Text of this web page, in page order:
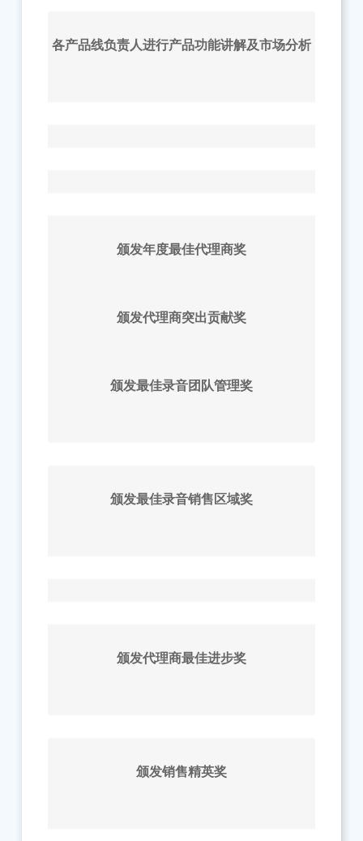
各产品线负责人进行产品功能讲解及市场分析
颁发年度最佳代理商奖
颁发代理商突出贡献奖
颁发最佳录音团队管理奖
颁发最佳录音销售区域奖
颁发代理商最佳进步奖
颁发销售精英奖